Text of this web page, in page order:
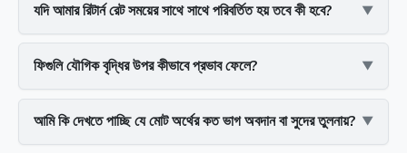
যদি আমার রিটার্ন রেট সময়ের সাথে সাথে পরিবর্তিত হয় তবে কী হবে?
ফিগুলি যৌগিক বৃদ্ধির উপর কীভাবে প্রভাব ফেলে?
আমি কি দেখতে পাচ্ছি যে মোট অর্থের কত ভাগ অবদান বা সুদের তুলনায়?